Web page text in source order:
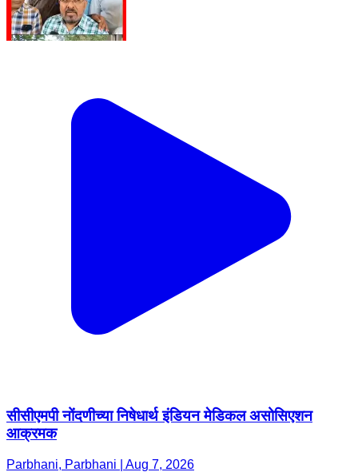
सीसीएमपी नोंदणीच्या निषेधार्थ इंडियन मेडिकल असोसिएशन
आक्रमक
Parbhani, Parbhani | Aug 7, 2026